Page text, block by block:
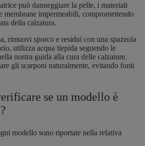
può danneggiare la pelle, i materiali
membrane impermeabili, compromettendo
della calzatura.
rimuovi sporco e residui con una spazzola
utilizza acqua tiepida seguendo le
nostra guida alla cura delle calzature.
gli scarponi naturalmente, evitando fonti
se un modello è
modello sono riportate nella relativa